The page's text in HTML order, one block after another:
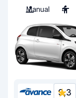
Manual
4
9,3